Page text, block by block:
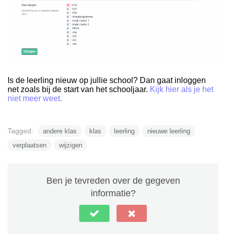
Is de leerling nieuw op jullie school? Dan gaat inloggen
net zoals bij de start van het schooljaar. Kijk hier als je het
niet meer weet.
Tagged: andere klas klas leerling
nieuwe leerling
verplaatsen
wijzigen
Ben je tevreden over de gegeven
informatie?